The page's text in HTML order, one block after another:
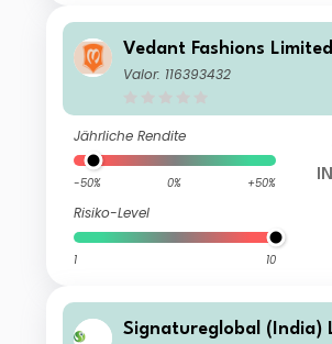
Vedant Fashions Limited
Valor: 116393432
Jährliche Rendite
-50% 0% +50%
Risiko-Level
1 10
Signatureglobal (India)